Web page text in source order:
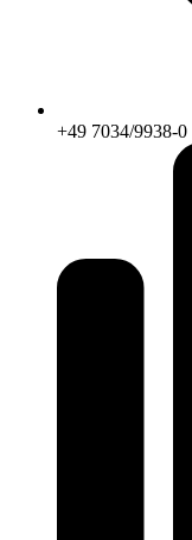
+49 7034/9938-0